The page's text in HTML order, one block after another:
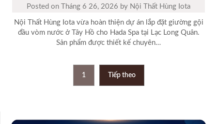
Posted on Tháng 6 26, 2026 by Nội Thất Hùng Iota
Nội Thất Hùng Iota vừa hoàn thiện dự án lắp đặt giường gội
đầu vòm nước ở Tây Hồ cho Hada Spa tại Lạc Long Quân.
Sản phẩm được thiết kế chuyên…
1 Tiếp theo